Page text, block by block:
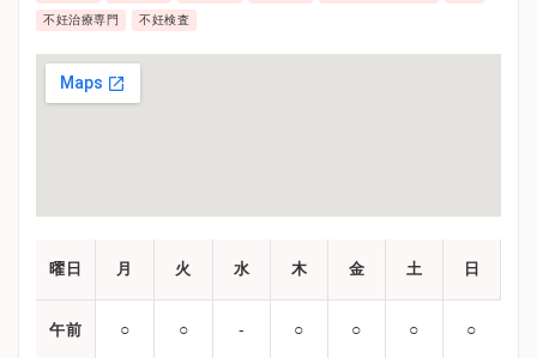
不妊治療専門 不妊検査
曜日 月 火 水 木 金 土 日
午前 ○ ○ ‐ ○ ○ ○ ○